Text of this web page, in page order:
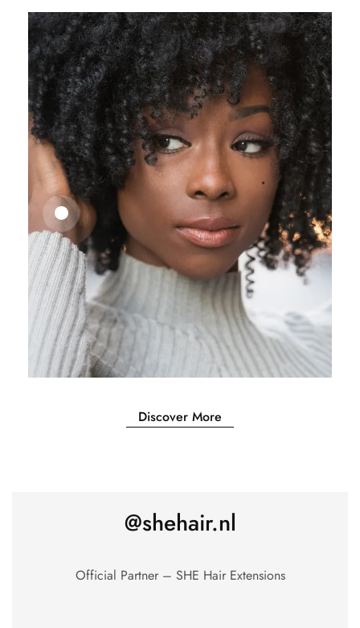
25,41 27,83€
Discover More
@shehair.nl
Official Partner – SHE Hair Extensions